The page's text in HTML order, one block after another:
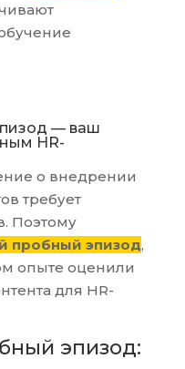
— ваш
HR-
о внедрении
требует
Поэтому
пробный эпизод,
опыте оценили
для HR-
эпизод: